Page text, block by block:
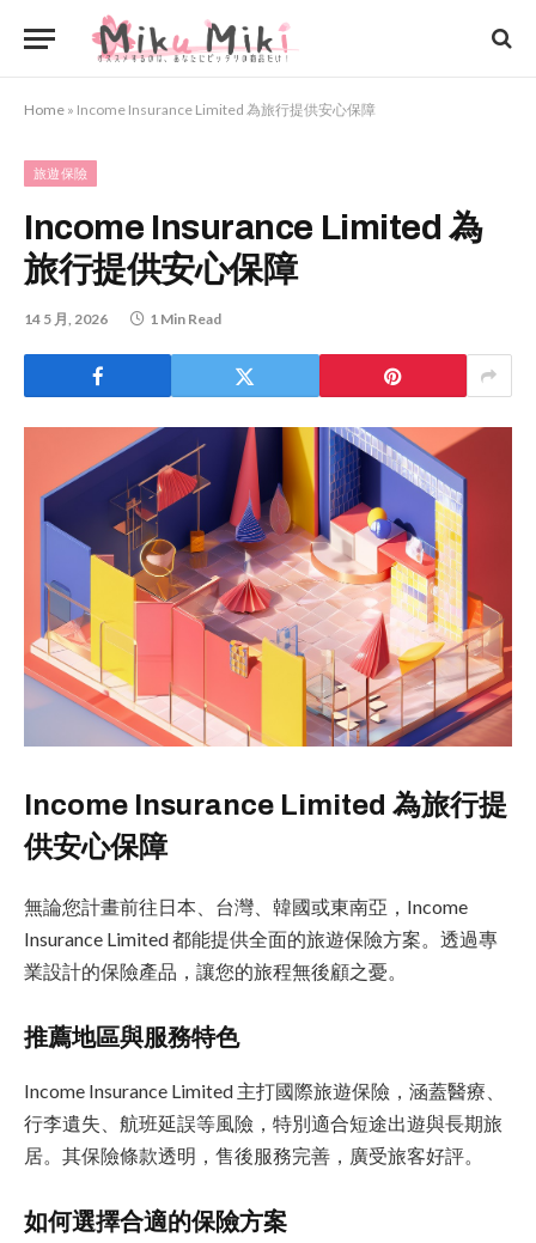
Home » Income Insurance Limited 為旅行提供安心保障
旅遊保險
Income Insurance Limited 為
旅行提供安心保障
14 5 月, 2026 1 Min Read
Income Insurance Limited 為旅行提
供安心保障
無論您計畫前往日本、台灣、韓國或東南亞，Income
Insurance Limited 都能提供全面的旅遊保險方案。透過專
業設計的保險產品，讓您的旅程無後顧之憂。
推薦地區與服務特色
Income Insurance Limited 主打國際旅遊保險，涵蓋醫療、
行李遺失、航班延誤等風險，特別適合短途出遊與長期旅
居。其保險條款透明，售後服務完善，廣受旅客好評。
如何選擇合適的保險方案